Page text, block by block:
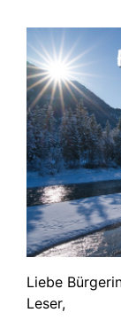
Liebe
Leser,